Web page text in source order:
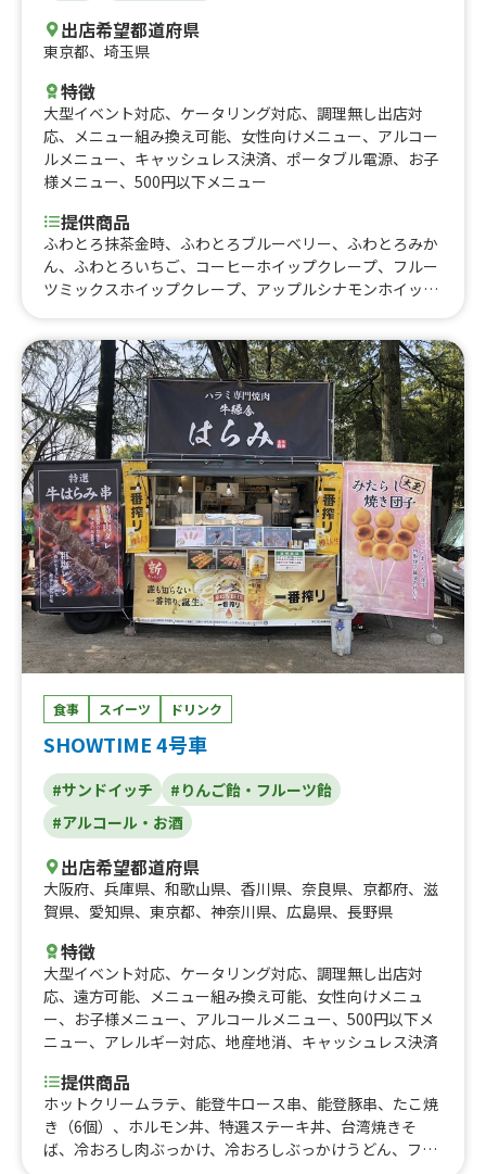
出店希望都道府県
東京都、 埼玉県
特徴
大型イベント対応、 ケータリング対応、 調理無し出店対
応、 メニュー組み換え可能、 女性向けメニュー、 アルコー
ルメニュー、 キャッシュレス決済、 ポータブル電源、 お子
様メニュー、 500円以下メニュー
提供商品
ふわとろ抹茶金時、ふわとろブルーベリー、ふわとろみか
ん、ふわとろいちご、コーヒーホイップクレープ、フルー
ツミックスホイップクレープ、アップルシナモンホイップ
ップクレープ、ぶどうホイップクレープ、みかんホイップ
クレープ、オレオホイップクレープ、ピーチホイップクレ
ープ、クレープメニュー、海鮮チヂミ、ソトック、イチゴ
ホイップクレープ、バナナホイップクレープ、イカ串、麻
婆豆腐丼、肉餡掛け丼、日替わり丼、ホットク、パンダ
串、煎饼果子 (中華風ラップサンド)、焼き小龍包、クロワ
ッサンドイッチ ベーコン、クロワッサンドイッチ エビ、
クロワッサンドイッチ アボカド、クロワッサンドイッチ
カニタマ、チョコバナナホイップワッサン、いちごホイッ
プワッサン、あずきホイップワッサン、コーンスープ、ク
リーミーとろふわおだんご チョコ、クリーミーとろふわお
だんご オレオ、クリーミーとろふわおだんご 黒蜜きな
こ、クリーミーとろふわだんご 抹茶あずき
食事 スイーツ ドリンク
SHOWTIME 4号車
#サンドイッチ
#りんご飴・フルーツ飴
#アルコール・お酒
出店希望都道府県
大阪府、 兵庫県、 和歌山県、 香川県、 奈良県、 京都府、 滋
賀県、 愛知県、 東京都、 神奈川県、 広島県、 長野県
特徴
大型イベント対応、 ケータリング対応、 調理無し出店対
応、 遠方可能、 メニュー組み換え可能、 女性向けメニュ
ー、 お子様メニュー、 アルコールメニュー、 500円以下メ
ニュー、 アレルギー対応、 地産地消、 キャッシュレス決済
提供商品
ホットクリームラテ、能登牛ロース串、能登豚串、たこ焼
き（6個）、ホルモン丼、特選ステーキ丼、台湾焼きそ
ば、冷おろし肉ぶっかけ、冷おろしぶっかけうどん、フラ